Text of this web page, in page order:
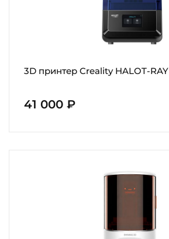
3D принтер Creality HALOT-RAY
41 000 ₽